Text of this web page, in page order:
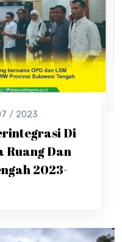
/ 2023
Di
Ruang Dan
2023-